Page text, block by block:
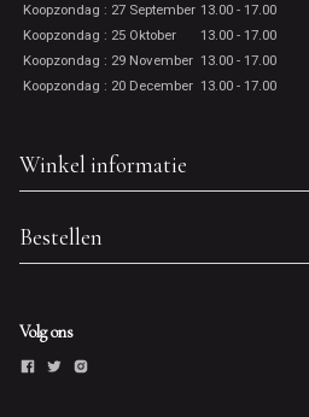
Koopzondag : 27 September 13.00 - 17.00
Koopzondag : 25 Oktober
13.00 - 17.00
Koopzondag : 29 November 13.00 - 17.00
Koopzondag : 20 December 13.00 - 17.00
Winkel informatie
Bestellen
Volg ons